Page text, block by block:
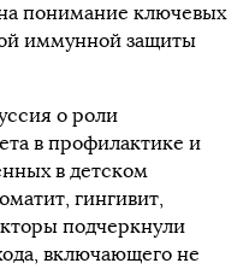
понимание ключевых
иммунной защиты
о роли
в профилактике и
в детском
гингивит,
подчеркнули
включающего не